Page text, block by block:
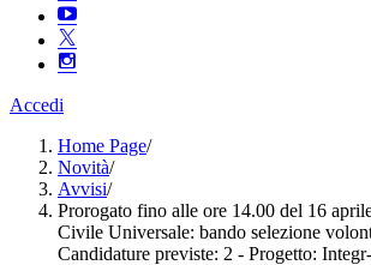
Accedi
Home Page/
Novità/
Avvisi/
Prorogato fino alle ore 14.00 del 16
Civile Universale: bando selezione
Candidature previste: 2 - Progetto: